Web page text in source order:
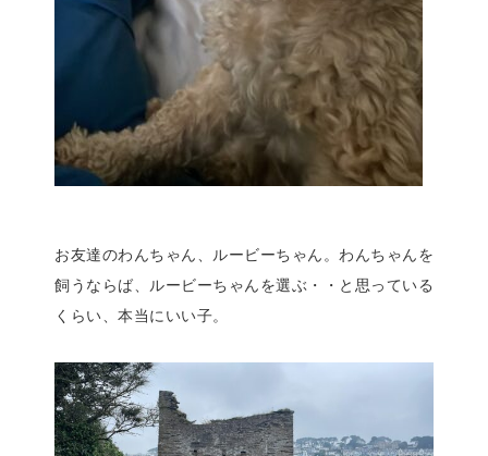
お友達のわんちゃん、ルービーちゃん。わんちゃんを
飼うならば、ルービーちゃんを選ぶ・・と思っている
くらい、本当にいい子。